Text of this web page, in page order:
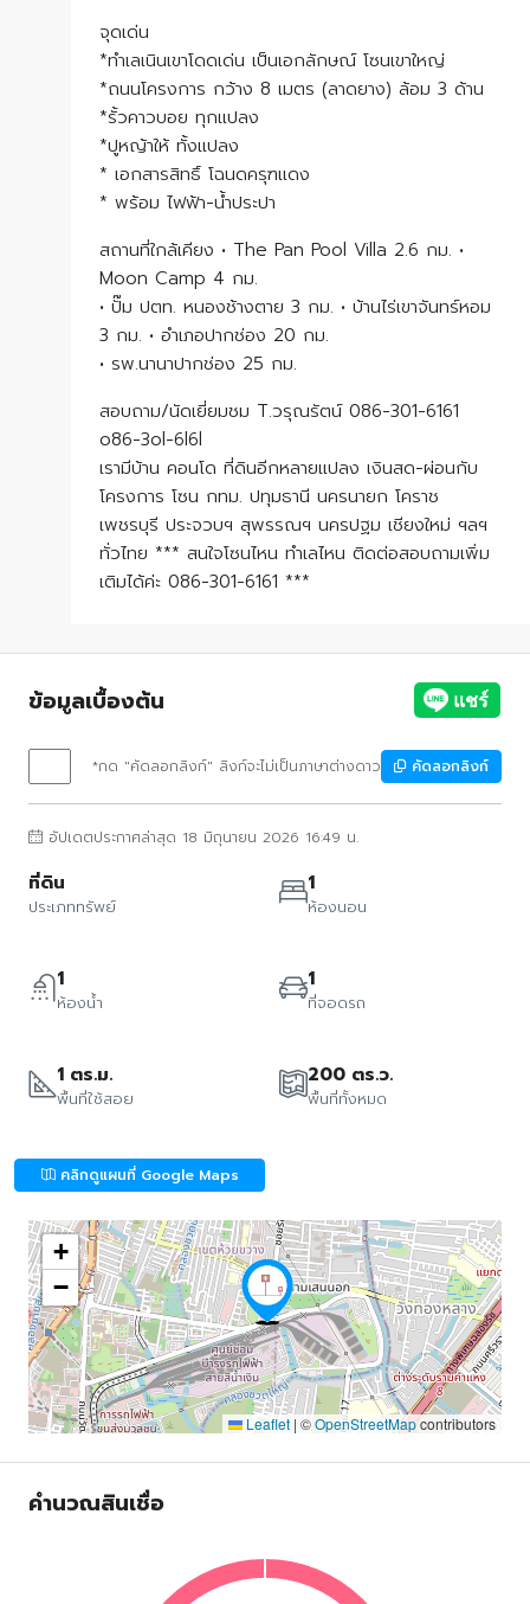
จุดเด่น
*ทำเลเนินเขาโดดเด่น เป็นเอกลักษณ์ โซนเขาใหญ่
*ถนนโครงการ กว้าง 8 เมตร (ลาดยาง) ล้อม 3 ด้าน
*รั้วคาวบอย ทุกแปลง
*ปูหญ้าให้ ทั้งแปลง
* เอกสารสิทธิ์ โฉนดครุฑแดง
* พร้อม ไฟฟ้า-น้ำประปา
สถานที่ใกล้เคียง • The Pan Pool Villa 2.6 กม. •
Moon Camp 4 กม.
• ปั๊ม ปตท. หนองช้างตาย 3 กม. • บ้านไร่เขาจันทร์หอม
3 กม. • อำเภอปากช่อง 20 กม.
• รพ.นานาปากช่อง 25 กม.
สอบถาม/นัดเยี่ยมชม T.วรุณรัตน์ 086-301-6161
o86-3ol-6l6l
เรามีบ้าน คอนโด ที่ดินอีกหลายแปลง เงินสด-ผ่อนกับ
โครงการ โซน กทม. ปทุมธานี นครนายก โคราช
เพชรบุรี ประจวบฯ สุพรรณฯ นครปฐม เชียงใหม่ ฯลฯ
ทั่วไทย *** สนใจโซนไหน ทำเลไหน ติดต่อสอบถามเพิ่ม
เติมได้ค่ะ 086-301-6161 ***
ข้อมูลเบื้องต้น
*กด "คัดลอกลิงก์" ลิงก์จะไม่เป็นภาษาต่างดาว คัดลอกลิงก์
อัปเดตประกาศล่าสุด 18 มิถุนายน 2026 16:49 น.
ที่ดิน
ประเภททรัพย์
1
ห้องนอน
1
ห้องน้ำ
1
ที่จอดรถ
1 ตร.ม.
พื้นที่ใช้สอย
200 ตร.ว.
พื้นที่ทั้งหมด
คลิกดูแผนที่ Google Maps
+
−
Leaflet | ©OpenStreetMapcontributors
คำนวณสินเชื่อ